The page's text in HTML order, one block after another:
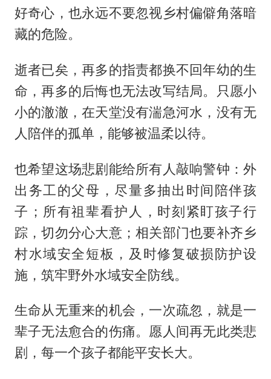
好奇心，也永远不要忽视乡村偏僻角落暗
藏的危险。
逝者已矣，再多的指责都换不回年幼的生
命，再多的后悔也无法改写结局。只愿小
小的澈澈，在天堂没有湍急河水，没有无
人陪伴的孤单，能够被温柔以待。
也希望这场悲剧能给所有人敲响警钟：外
出务工的父母，尽量多抽出时间陪伴孩
子；所有祖辈看护人，时刻紧盯孩子行
踪，切勿分心大意；相关部门也要补齐乡
村水域安全短板，及时修复破损防护设
施，筑牢野外水域安全防线。
生命从无重来的机会，一次疏忽，就是一
辈子无法愈合的伤痛。愿人间再无此类悲
剧，每一个孩子都能平安长大。